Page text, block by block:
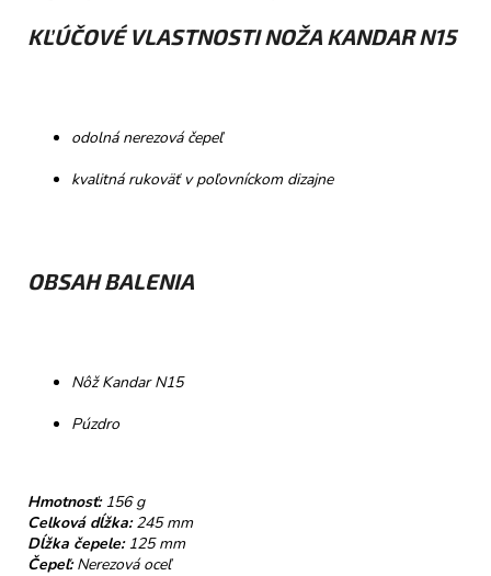
KĽÚČOVÉ VLASTNOSTI NOŽA KANDAR N15
odolná nerezová čepeľ
kvalitná rukoväť v poľovníckom dizajne
OBSAH BALENIA
Nôž Kandar N15
Púzdro
Hmotnosť:156 g
Celková dĺžka:245 mm
Dĺžka čepele:125 mm
Čepeľ:Nerezová oceľ